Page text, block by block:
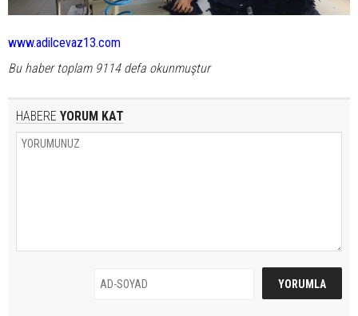
www.adilcevaz13.com
Bu haber toplam 9114 defa okunmuştur
HABERE YORUM KAT